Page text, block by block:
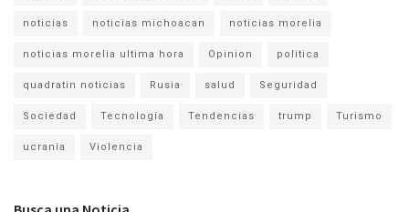
noticias noticias michoacan noticias morelia
noticias morelia ultima hora Opinion politica
quadratin noticias Rusia salud Seguridad
Sociedad Tecnología Tendencias trump Turismo
ucrania Violencia